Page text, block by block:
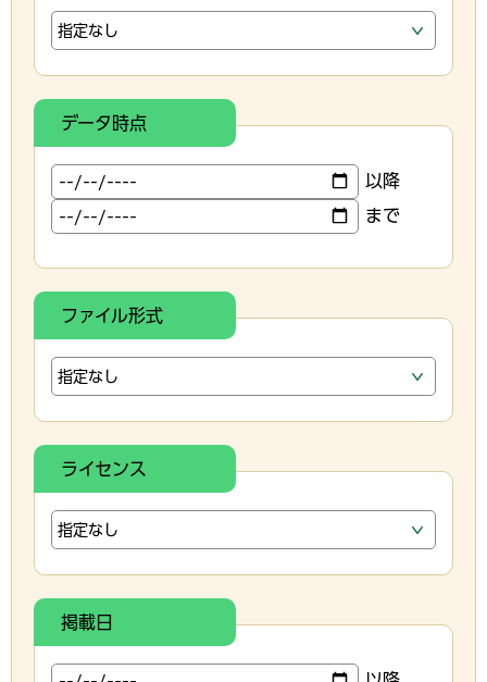
データ時点
以降
まで
ファイル形式
ライセンス
掲載日